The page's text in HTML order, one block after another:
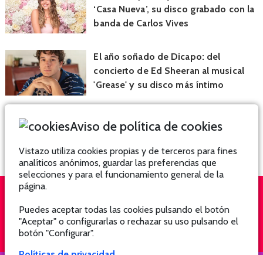
‘Casa Nueva’, su disco grabado con la
banda de Carlos Vives
El año soñado de Dicapo: del
concierto de Ed Sheeran al musical
'Grease' y su disco más íntimo
QUIÉNES SOMOS
Aviso de política de cookies
Vistazo utiliza cookies propias y de terceros para fines
analíticos anónimos, guardar las preferencias que
selecciones y para el funcionamiento general de la
página.
Puedes aceptar todas las cookies pulsando el botón
"Aceptar" o configurarlas o rechazar su uso pulsando el
botón "Configurar".